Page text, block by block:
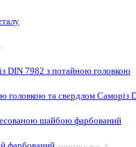
DIN 7982 з потайною головкою
головкою та свердлом Саморіз
шайбою фарбований